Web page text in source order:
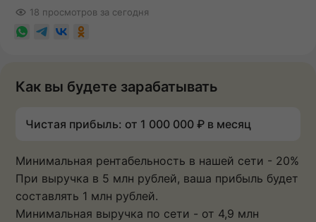
18 просмотров за сегодня
Как вы будете зарабатывать
Чистая прибыль: от 1 000 000 ₽ в месяц
Минимальная рентабельность в нашей сети - 20%
При выручка в 5 млн рублей, ваша прибыль будет
составлять 1 млн рублей.
Минимальная выручка по сети - от 4,9 млн